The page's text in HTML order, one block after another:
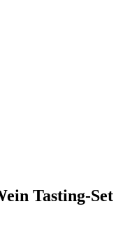
Tasting-Set